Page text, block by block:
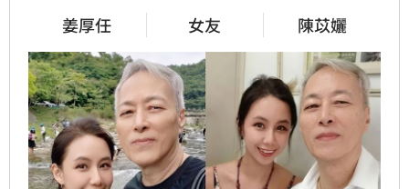
姜厚任 女友 陳苡孋